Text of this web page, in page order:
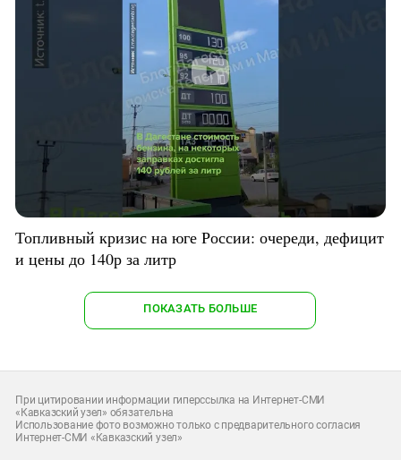
Топливный кризис на юге России: очереди, дефицит
и цены до 140р за литр
ПОКАЗАТЬ БОЛЬШЕ
При цитировании информации гиперссылка на Интернет-СМИ
«Кавказский узел» обязательна
Использование фото возможно только с предварительного согласия
Интернет-СМИ «Кавказский узел»